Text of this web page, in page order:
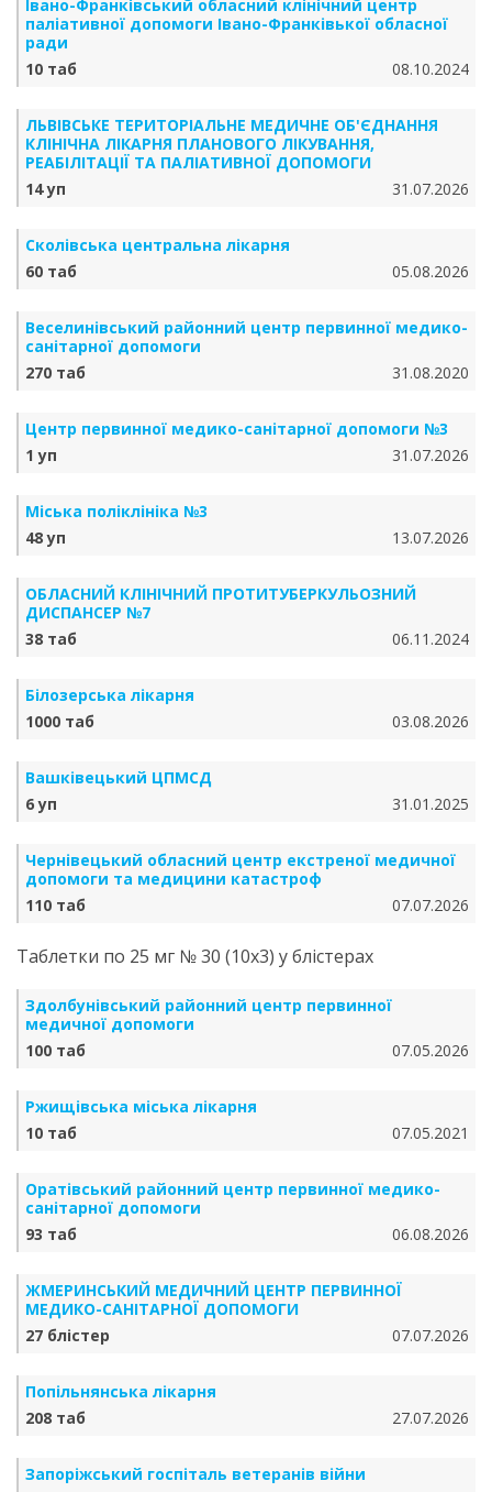
Івано-Франківський обласний клінічний центр
паліативної допомоги Івано-Франківької обласної
ради
10 таб
08.10.2024
ЛЬВІВСЬКЕ ТЕРИТОРІАЛЬНЕ МЕДИЧНЕ ОБ'ЄДНАННЯ
КЛІНІЧНА ЛІКАРНЯ ПЛАНОВОГО ЛІКУВАННЯ,
РЕАБІЛІТАЦІЇ ТА ПАЛІАТИВНОЇ ДОПОМОГИ
14 уп
31.07.2026
Сколівська центральна лікарня
60 таб
05.08.2026
Веселинівський районний центр первинної медико-
санітарної допомоги
270 таб
31.08.2020
Центр первинної медико-санітарної допомоги №3
1 уп
31.07.2026
Міська поліклініка №3
48 уп
13.07.2026
ОБЛАСНИЙ КЛІНІЧНИЙ ПРОТИТУБЕРКУЛЬОЗНИЙ
ДИСПАНСЕР №7
38 таб
06.11.2024
Білозерська лікарня
1000 таб
03.08.2026
Вашківецький ЦПМСД
6 уп
31.01.2025
Чернівецький обласний центр екстреної медичної
допомоги та медицини катастроф
110 таб
07.07.2026
Таблетки по 25 мг № 30 (10х3) у блістерах
Здолбунівський районний центр первинної
медичної допомоги
100 таб
07.05.2026
Ржищівська міська лікарня
10 таб
07.05.2021
Оратівський районний центр первинної медико-
санітарної допомоги
93 таб
06.08.2026
ЖМЕРИНСЬКИЙ МЕДИЧНИЙ ЦЕНТР ПЕРВИННОЇ
МЕДИКО-САНІТАРНОЇ ДОПОМОГИ
27 блістер
07.07.2026
Попільнянська лікарня
208 таб
27.07.2026
Запоріжський госпіталь ветеранів війни